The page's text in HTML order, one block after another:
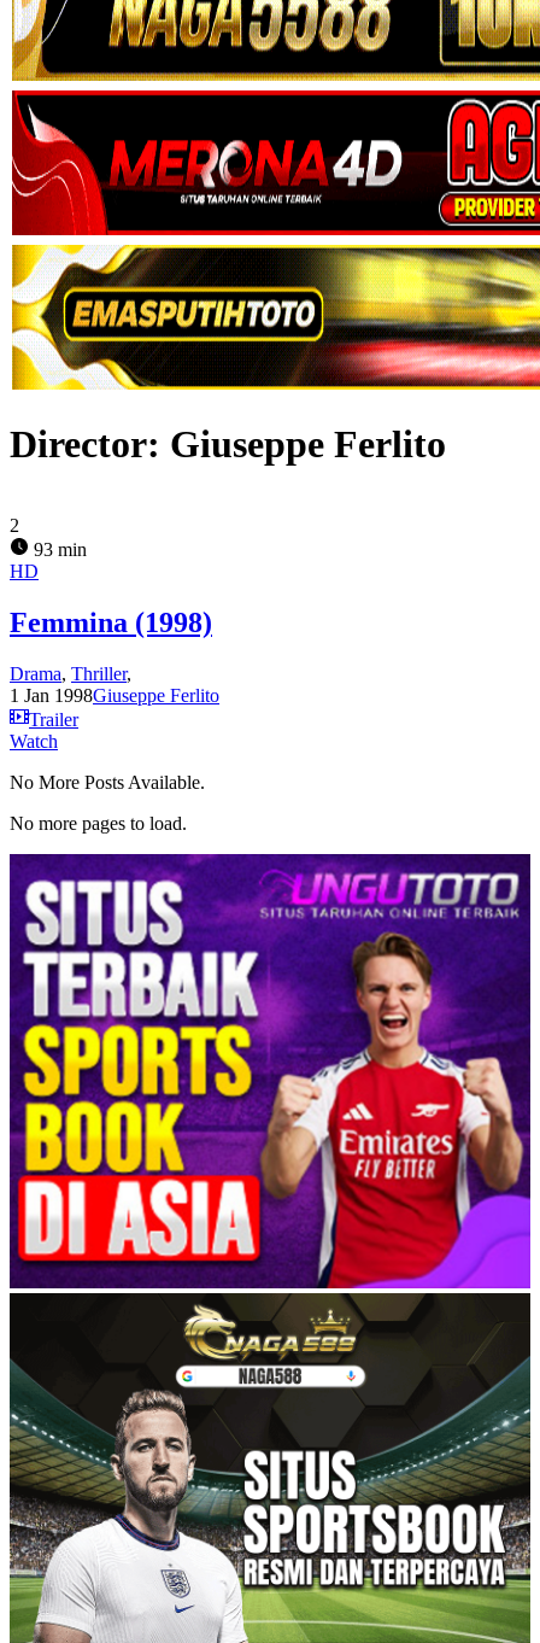
Director: Giuseppe Ferlito
2
93 min
HD
Femmina (1998)
Drama, Thriller,
1 Jan 1998Giuseppe Ferlito
Trailer
Watch
No More Posts Available.
No more pages to load.